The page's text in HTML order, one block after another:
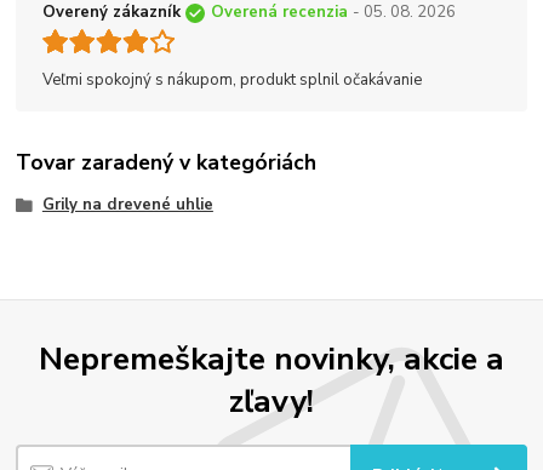
Overený zákazník Overená recenzia - 05. 08. 2026
Veľmi spokojný s nákupom, produkt splnil očakávanie
Tovar zaradený v kategóriách
Grily na drevené uhlie
Nepremeškajte novinky, akcie a
zľavy!